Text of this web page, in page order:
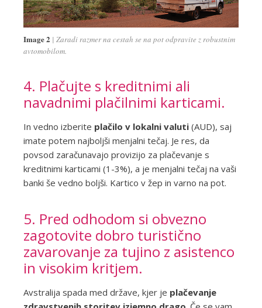
Image 2
Zaradi razmer na cestah se na pot odpravite z robustnim
avtomobilom.
4. Plačujte s kreditnimi ali
navadnimi plačilnimi karticami.
In vedno izberite plačilo v lokalni valuti(AUD), saj
imate potem najboljši menjalni tečaj. Je res, da
povsod zaračunavajo provizijo za plačevanje s
kreditnimi karticami (1-3%), a je menjalni tečaj na vaši
banki še vedno boljši. Kartico v žep in varno na pot.
5. Pred odhodom si obvezno
zagotovite dobro turistično
zavarovanje za tujino z asistenco
in visokim kritjem.
Avstralija spada med države, kjer je plačevanje